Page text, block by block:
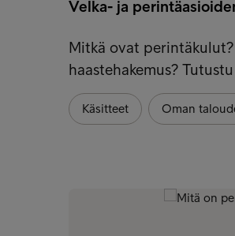
Velka- ja
Mitkä ovat
haastehakemus?
Käsitteet Oman